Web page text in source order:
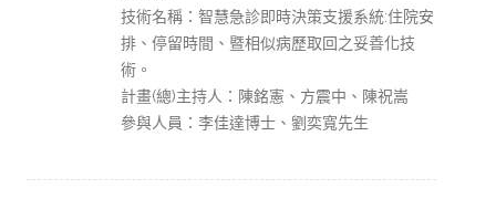
技術名稱：智慧急診即時決策支援系統:住院安
排、停留時間、暨相似病歷取回之妥善化技
術。
計畫(總)主持人：陳銘憲、方震中、陳祝嵩
參與人員：李佳達博士、劉奕寬先生